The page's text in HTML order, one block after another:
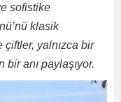
sofistike
klasik
çiftler, yalnızca bir
anı paylaşıyor.